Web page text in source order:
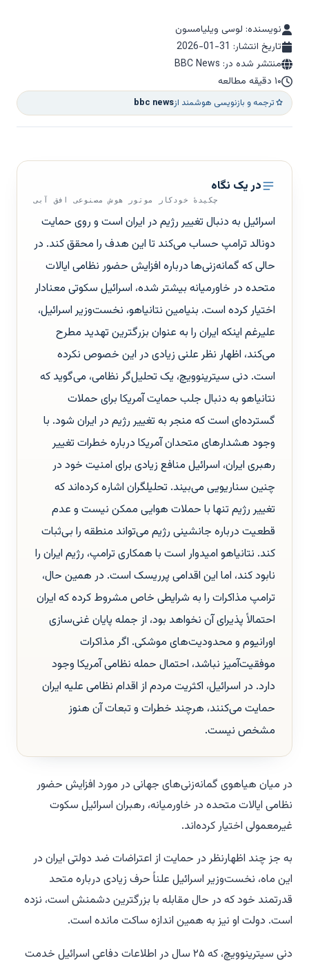
نویسنده: لوسی ویلیامسون
تاریخ انتشار: 2026-01-31
منتشر شده در: BBC News
۱۰ دقیقه مطالعه
ترجمه و بازنویسی هوشمند ازbbc news
در یک نگاه
چکیدهٔ خودکار موتور هوش مصنوعی افق آبی
اسرائیل به دنبال تغییر رژیم در ایران است و روی حمایت
دونالد ترامپ حساب می‌کند تا این هدف را محقق کند. در
حالی که گمانه‌زنی‌ها درباره افزایش حضور نظامی ایالات
متحده در خاورمیانه بیشتر شده، اسرائیل سکوتی معنادار
اختیار کرده است. بنیامین نتانیاهو، نخست‌وزیر اسرائیل،
علیرغم اینکه ایران را به عنوان بزرگترین تهدید مطرح
می‌کند، اظهار نظر علنی زیادی در این خصوص نکرده
است. دنی سیترینوویچ، یک تحلیل‌گر نظامی، می‌گوید که
نتانیاهو به دنبال جلب حمایت آمریکا برای حملات
گسترده‌ای است که منجر به تغییر رژیم در ایران شود. با
وجود هشدارهای متحدان آمریکا درباره خطرات تغییر
رهبری ایران، اسرائیل منافع زیادی برای امنیت خود در
چنین سناریویی می‌بیند. تحلیلگران اشاره کرده‌اند که
تغییر رژیم تنها با حملات هوایی ممکن نیست و عدم
قطعیت درباره جانشینی رژیم می‌تواند منطقه را بی‌ثبات
کند. نتانیاهو امیدوار است با همکاری ترامپ، رژیم ایران را
نابود کند، اما این اقدامی پرریسک است. در همین حال،
ترامپ مذاکرات را به شرایطی خاص مشروط کرده که ایران
احتمالاً پذیرای آن نخواهد بود، از جمله پایان غنی‌سازی
اورانیوم و محدودیت‌های موشکی. اگر مذاکرات
موفقیت‌آمیز نباشد، احتمال حمله نظامی آمریکا وجود
دارد. در اسرائیل، اکثریت مردم از اقدام نظامی علیه ایران
حمایت می‌کنند، هرچند خطرات و تبعات آن هنوز
مشخص نیست.
در میان هیاهوی گمانه‌زنی‌های جهانی در مورد افزایش حضور
نظامی ایالات متحده در خاورمیانه، رهبران اسرائیل سکوت
غیرمعمولی اختیار کرده‌اند.
به جز چند اظهارنظر در حمایت از اعتراضات ضد دولتی ایران در
این ماه، نخست‌وزیر اسرائیل علناً حرف زیادی درباره متحد
قدرتمند خود که در حال مقابله با بزرگترین دشمنش است، نزده
است. دولت او نیز به همین اندازه ساکت مانده است.
دنی سیترینوویچ، که ۲۵ سال در اطلاعات دفاعی اسرائیل خدمت